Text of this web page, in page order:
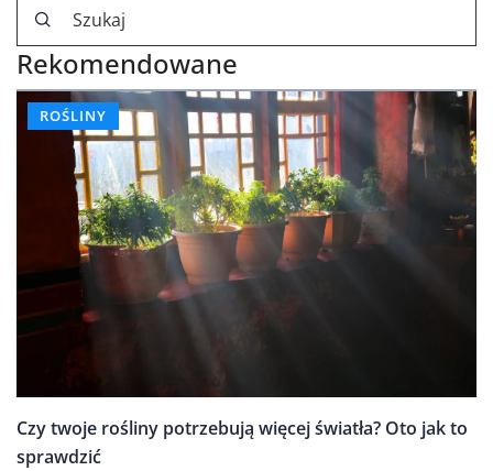
Rekomendowane
ROŚLINY
Czy twoje rośliny potrzebują więcej światła? Oto jak to
sprawdzić